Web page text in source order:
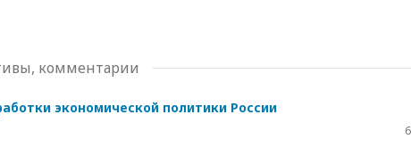
комментарии
экономической политики России